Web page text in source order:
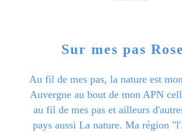
Sur mes pas
Au fil de mes pas, la nature est
Auvergne au bout de mon APN
au fil de mes pas et ailleurs
pays aussi La nature. Ma région